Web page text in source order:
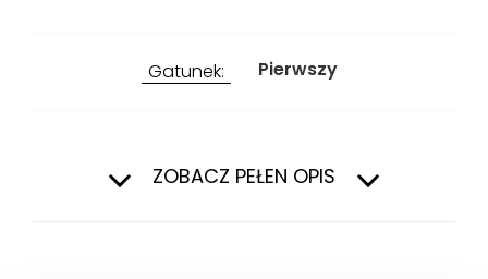
Gatunek: Pierwszy
ZOBACZ PEŁEN OPIS